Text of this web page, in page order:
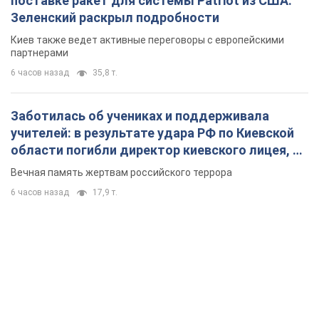
Зеленский раскрыл подробности
Киев также ведет активные переговоры с европейскими
партнерами
6 часов назад 35,8 т.
Заботилась об учениках и поддерживала
учителей: в результате удара РФ по Киевской
области погибли директор киевского лицея, её
муж и внук
Вечная память жертвам российского террора
6 часов назад 17,9 т.